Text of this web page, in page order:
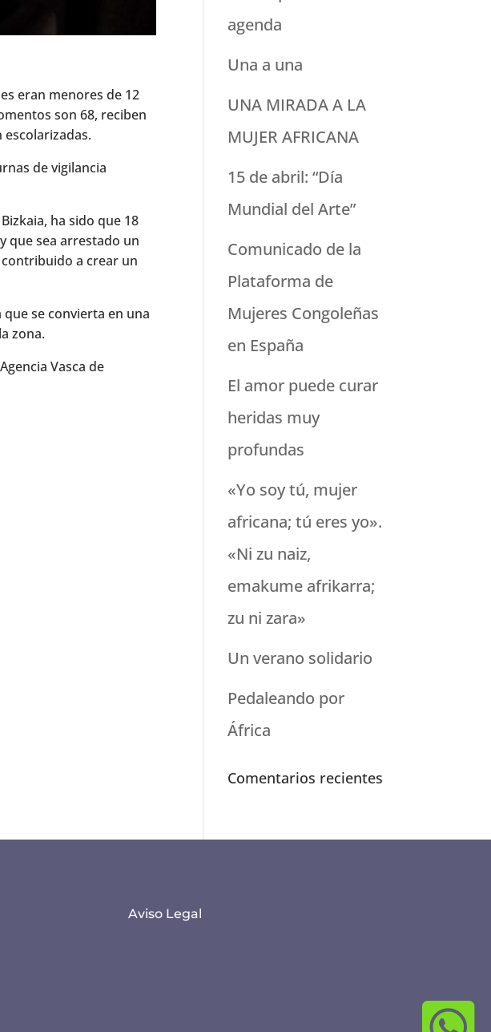
eran menores de 12
son 68, reciben
de vigilancia
ha sido que 18
que sea arrestado un
a crear un
se convierta en una
zona.
Vasca de
agenda
Una a una
UNA MIRADA A LA
MUJER AFRICANA
15 de abril: “Día
Mundial del Arte”
Comunicado de la
Plataforma de
Mujeres Congoleñas
en España
El amor puede curar
heridas muy
profundas
«Yo soy tú, mujer
africana; tú eres yo».
«Ni zu naiz,
emakume afrikarra;
zu ni zara»
Un verano solidario
Pedaleando por
África
Comentarios recientes
Aviso Legal